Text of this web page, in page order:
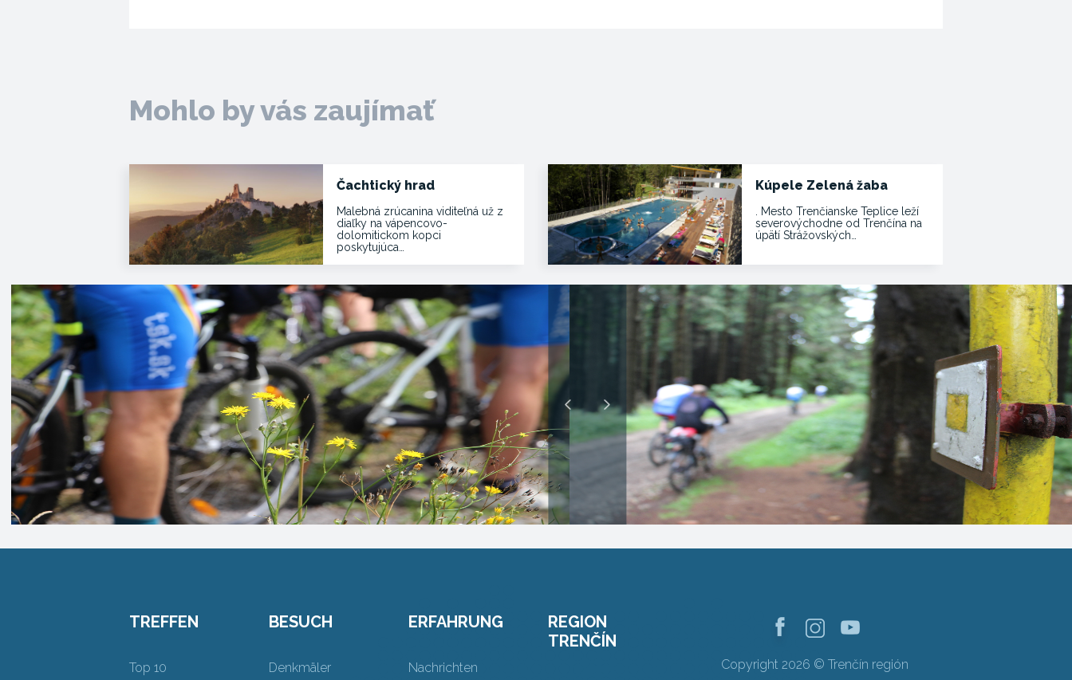
Mohlo by vás zaujímať
Čachtický hrad
Malebná zrúcanina viditeľná už z
diaľky na vápencovo-
dolomitickom kopci
poskytujúca…
Kúpele Zelená žaba
. Mesto Trenčianske Teplice leží
severovýchodne od Trenčína na
úpätí Strážovských…
TREFFEN
Top 10
BESUCH
Denkmäler
ERFAHRUNG
Nachrichten
REGION
TRENČÍN
Copyright 2026 © Trenčín región